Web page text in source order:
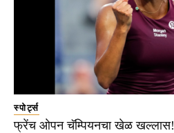
स्पोर्ट्स
फ्रेंच ओपन चॅम्पियनचा खेळ खल्लास!